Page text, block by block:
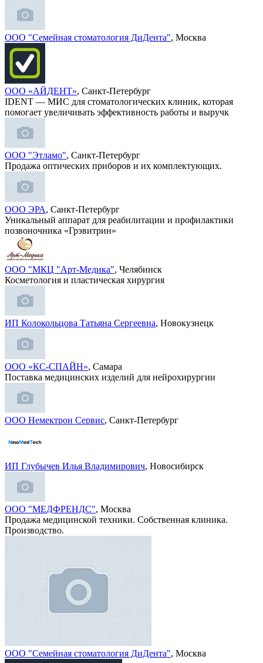
ООО "Семейная стоматология ДиДента", Москва
ООО «АЙДЕНТ», Санкт-Петербург
IDENT — МИС для стоматологических клиник, которая
помогает увеличивать эффективность работы и выручк
ООО "Этламо", Санкт-Петербург
Продажа оптических приборов и их комплектующих.
ООО ЭРА, Санкт-Петербург
Уникальный аппарат для реабилитации и профилактики
позвоночника «Грэвитрин»
ООО "МКЦ "Арт-Медика", Челябинск
Косметология и пластическая хирургия
ИП Колокольцова Татьяна Сергеевна, Новокузнецк
ООО «КС-СПАЙН», Самара
Поставка медицинских изделий для нейрохирургии
ООО Немектрон Сервис, Санкт-Петербург
ИП Глубычев Илья Владимирович, Новосибирск
ООО "МЕДФРЕНДС", Москва
Продажа медицинской техники. Собственная клиника.
Производство.
ООО "Семейная стоматология ДиДента", Москва